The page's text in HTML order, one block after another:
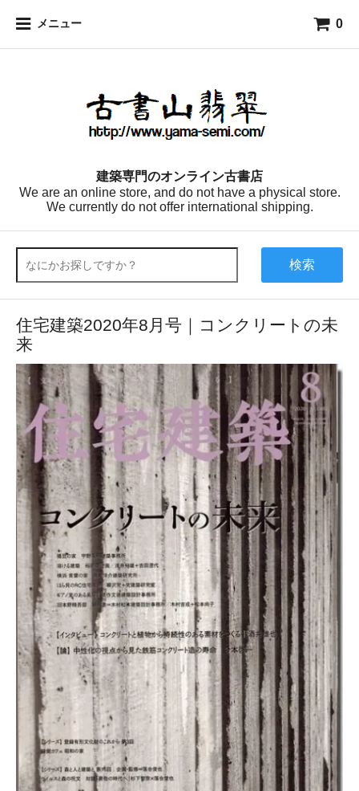
メニュー 0
建築専門のオンライン古書店
We are an online store, and do not have a physical store.
We currently do not offer international shipping.
検索
住宅建築2020年8月号｜コンクリートの未
来